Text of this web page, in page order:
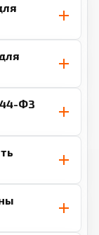
44-ФЗ